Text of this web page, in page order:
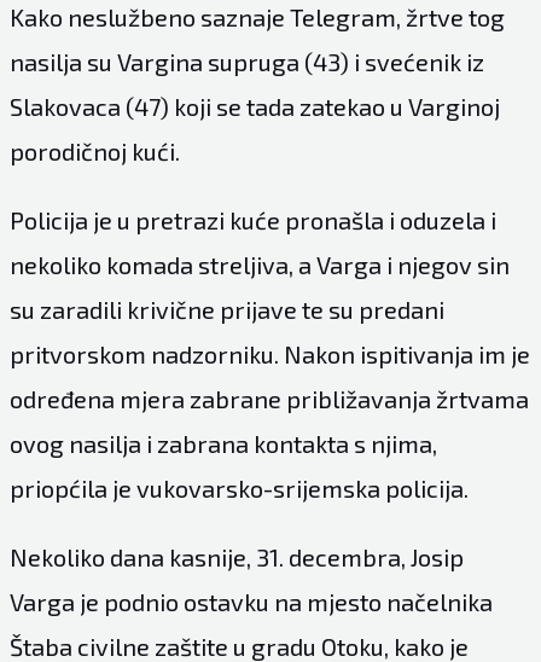
Kako neslužbeno saznaje Telegram, žrtve tog
nasilja su Vargina supruga (43) i svećenik iz
Slakovaca (47) koji se tada zatekao u Varginoj
porodičnoj kući.
Policija je u pretrazi kuće pronašla i oduzela i
nekoliko komada streljiva, a Varga i njegov sin
su zaradili krivične prijave te su predani
pritvorskom nadzorniku. Nakon ispitivanja im je
određena mjera zabrane približavanja žrtvama
ovog nasilja i zabrana kontakta s njima,
priopćila je vukovarsko-srijemska policija.
Nekoliko dana kasnije, 31. decembra, Josip
Varga je podnio ostavku na mjesto načelnika
Štaba civilne zaštite u gradu Otoku, kako je